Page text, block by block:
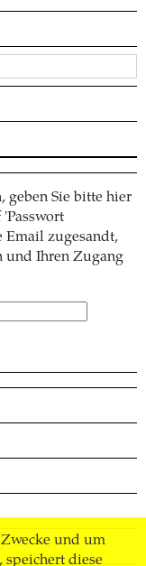
und um
diese
geben Sie bitte hier
Email zugesandt,
und Ihren Zugang